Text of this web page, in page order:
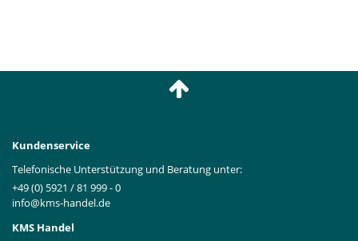
Kundenservice
Telefonische Unterstützung und Beratung unter:
+49 (0) 5921 / 81 999 - 0
info@kms-handel.de
KMS Handel